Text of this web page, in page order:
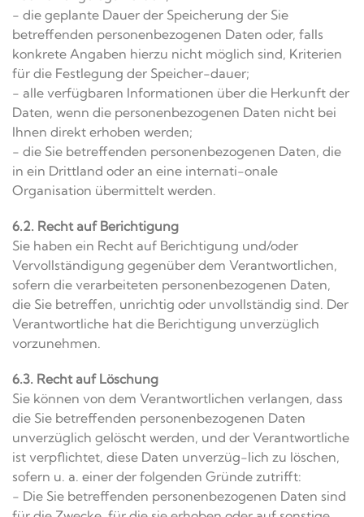
- die geplante Dauer der Speicherung der Sie
betreffenden personenbezogenen Daten oder, falls
konkrete Angaben hierzu nicht möglich sind, Kriterien
für die Festlegung der Speicher-dauer;
- alle verfügbaren Informationen über die Herkunft der
Daten, wenn die personenbezogenen Daten nicht bei
Ihnen direkt erhoben werden;
- die Sie betreffenden personenbezogenen Daten, die
in ein Drittland oder an eine internati-onale
Organisation übermittelt werden.
6.2. Recht auf Berichtigung
Sie haben ein Recht auf Berichtigung und/oder
Vervollständigung gegenüber dem Verantwortlichen,
sofern die verarbeiteten personenbezogenen Daten,
die Sie betreffen, unrichtig oder unvollständig sind. Der
Verantwortliche hat die Berichtigung unverzüglich
vorzunehmen.
6.3. Recht auf Löschung
Sie können von dem Verantwortlichen verlangen, dass
die Sie betreffenden personenbezogenen Daten
unverzüglich gelöscht werden, und der Verantwortliche
ist verpflichtet, diese Daten unverzüg-lich zu löschen,
sofern u. a. einer der folgenden Gründe zutrifft:
- Die Sie betreffenden personenbezogenen Daten sind